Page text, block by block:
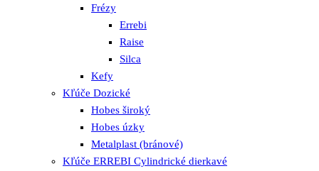
Frézy
Errebi
Raise
Silca
Kefy
Kľúče Dozické
Hobes široký
Hobes úzky
Metalplast (bránové)
Kľúče ERREBI Cylindrické dierkavé